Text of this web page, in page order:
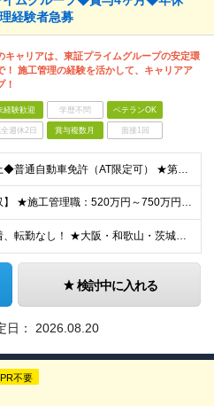
経験者急募
キャリアは、東証プライムグループの安定環
！ 施工管理の経験を活かして、キャリアア
！
経験歓迎 学歴不問 ベテランOK
週休2日 賞与複数月 面接1回
◆高卒以上◆普通自動車免許（AT限定可） ★第二新卒歓迎 ★プラント業界以外での施工管理経験者歓迎 【こんな方は向いています】 ・施工管理のスキルを活かして働きたい ・安定企業で長く働きたい ・チ
【想定年収】 ★施工管理職：520万円～750万円 ※上記年収は残業時間40時間／月相当の金額を含みます。 月給25万円～35万円＋賞与年2回（原則固定支給額4ヵ月分）＋諸手当（残業手当全額など）
★地元密着、転勤なし！ ★大阪・和歌山・茨城・三重・千葉の各拠点 ★Ｕ・Iターン歓迎！（面接交通費支給） ★社用車貸与（出勤利用OK）、駐車場費用支給 ・大阪府堺市 ・和歌山県有田市 ・茨城県神栖市
検討中に入れる
日： 2026.08.20
不要